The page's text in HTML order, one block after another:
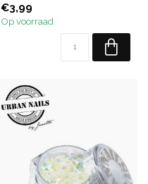
€3,99
Op voorraad